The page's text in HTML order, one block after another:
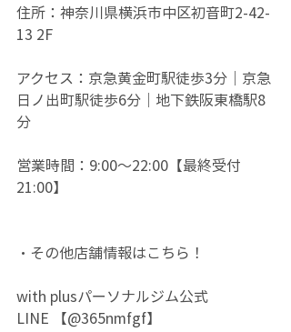
住所：神奈川県横浜市中区初音町2-42-
13 2F
アクセス：京急黄金町駅徒歩3分｜京急
日ノ出町駅徒歩6分｜地下鉄阪東橋駅8
分
営業時間：9:00～22:00【最終受付
21:00】
・その他店舗情報はこちら！
with plusパーソナルジム公式
LINE 【@365nmfgf】